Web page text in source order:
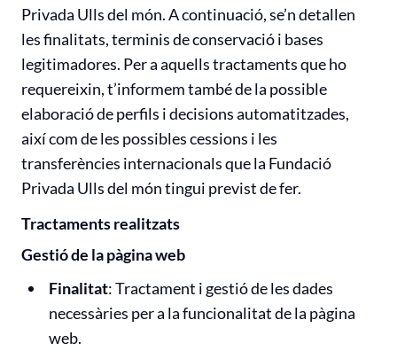
Privada Ulls del món. A continuació, se’n detallen
les finalitats, terminis de conservació i bases
legitimadores. Per a aquells tractaments que ho
requereixin, t’informem també de la possible
elaboració de perfils i decisions automatitzades,
així com de les possibles cessions i les
transferències internacionals que la Fundació
Privada Ulls del món tingui previst de fer.
Tractaments realitzats
Gestió de la pàgina web
Finalitat: Tractament i gestió de les dades
necessàries per a la funcionalitat de la pàgina
web.